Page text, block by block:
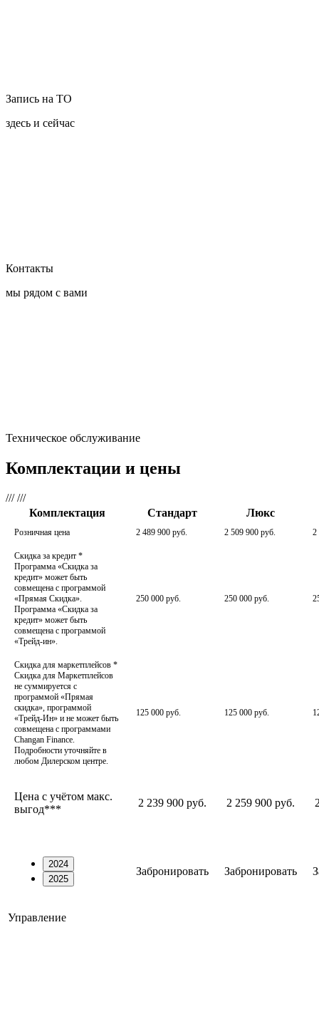
Запись на ТО
здесь и сейчас
Контакты
мы рядом с вами
Техническое обслуживание
Комплектации и цены
/// ///
Комплектация
Стандарт Люкс
Розничная цена 2 489 900 руб. 2 509 900 руб. 2
Скидка за кредит *
Программа «Скидка за
кредит» может быть
совмещена с программой
«Прямая Скидка».
Программа «Скидка за
кредит» может быть
совмещена с программой
«Трейд-ин».
250 000 руб. 250 000 руб.
Скидка для маркетплейсов *
Скидка для Маркетплейсов
не суммируется с
программой «Прямая
скидка», программой
«Трейд-Ин» и не может быть
совмещена с программами
Changan Finance.
Подробности уточняйте в
любом Дилерском центре.
125 000 руб. 125 000 руб.
Цена с учётом макс.
выгод***
2 239 900 руб. 2 259 900 руб.
2024
2025
Забронировать Забронировать
Управление